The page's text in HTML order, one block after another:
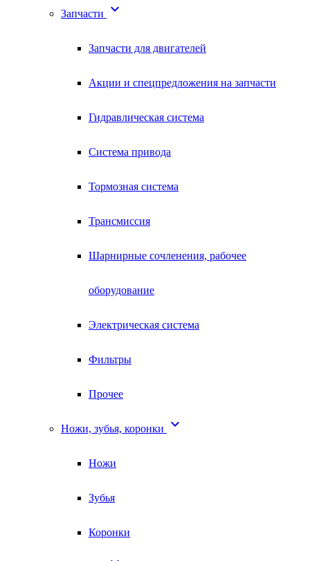
Запчасти 
Запчасти для двигателей
Акции и спецпредложения на запчасти
Гидравлическая система
Система привода
Тормозная система
Трансмиссия
Шарнирные сочленения, рабочее
оборудование
Электрическая система
Фильтры
Прочее
Ножи, зубья, коронки 
Ножи
Зубья
Коронки